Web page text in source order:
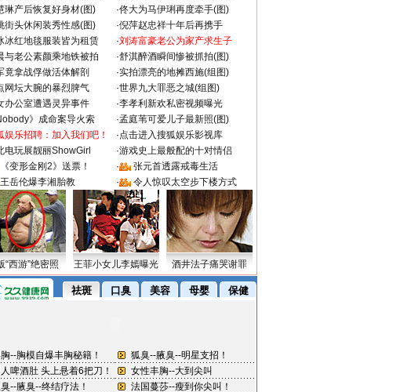
琳产后恢复好身材(图) ·佟大为马伊琍再度牵手(图)
街头休闲装秀性感(图) ·倪萍赵忠祥十年后再携手
冰红地毯服装皆为租赁 ·刘涛富豪老公为家产求生子
与老公素颜乘地铁被拍 ·舒淇醉酒瞬间惨被抓拍(图)
竟拿战俘做活体解剖 ·实拍漂亮的地摊西施(组图)
网坛大腕的暴烈脾气 ·世界九大罪恶之城(组图)
办公室遭遇灵异事件 ·李孝利新欢私密视频曝光
》成命案导火索 ·孟庭苇可爱儿子最新照(图)
娱乐招聘：加入我们吧！ ·点击进入搜狐娱乐影视库
电玩展靓丽ShowGirl ·游戏史上最般配的十对情侣
《变形金刚2》送票！ ·
张元首透露戒毒生活
王岳伦爆李湘胎教 · 令人惊叹太空步下楼方式
“西游”绝密照 王菲小女儿李嫣曝光 酒井法子痛哭谢罪